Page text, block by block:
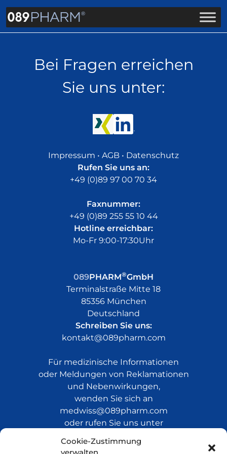
Cookie-Zustimmung
Bei Fragen erreichen
Sie uns unter:
Impressum • AGB • Datenschutz
Rufen Sie uns an:
+49 (0)89 97 00 70 34
Faxnummer:
+49 (0)89 255 55 10 44
Hotline erreichbar:
Mo-Fr 9:00-17:30Uhr
089PHARM®GmbH
Terminalstraße Mitte 18
85356 München
Deutschland
Schreiben Sie uns:
kontakt@089pharm.com
Für medizinische Informationen
oder Meldungen von Reklamationen
und Nebenwirkungen,
wenden Sie sich an
medwiss@089pharm.com
oder rufen Sie uns unter